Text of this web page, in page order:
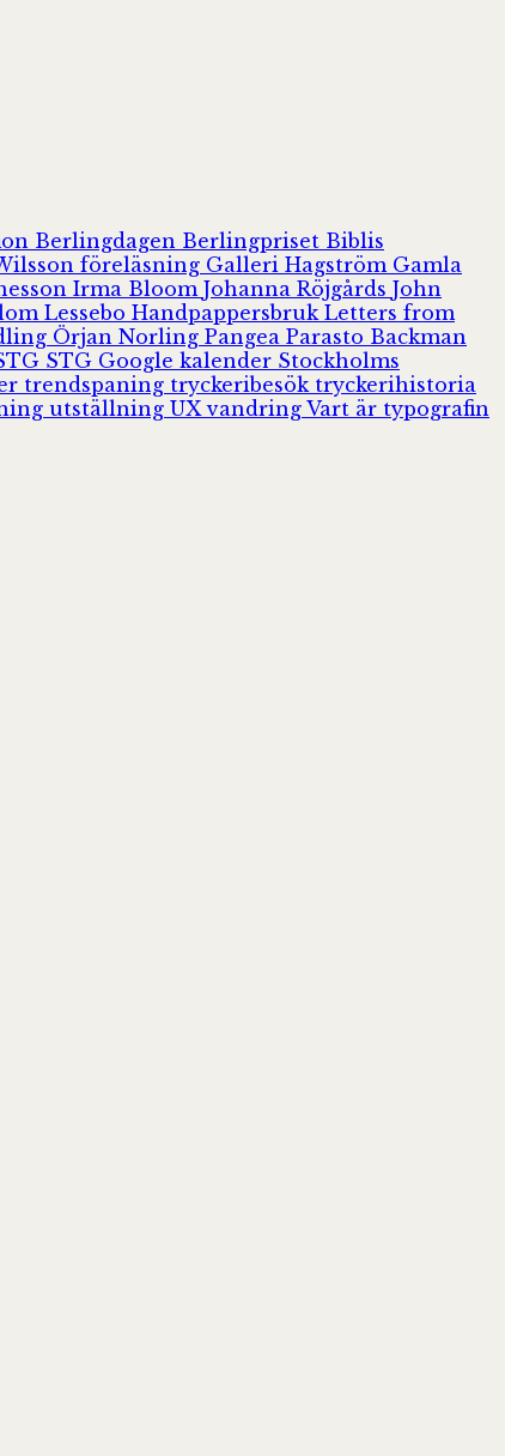
Berlingdagen Berlingpriset Biblis
föreläsning Galleri Hagström Gamla
Irma Bloom Johanna Röjgårds John
Lessebo Handpappersbruk Letters from
Örjan Norling Pangea Parasto Backman
STG Google kalender Stockholms
trendspaning tryckeribesök tryckerihistoria
utställning UXvandring Vart är typografin